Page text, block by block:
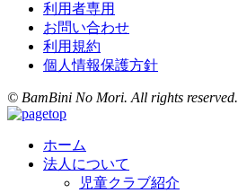
利用者専用
お問い合わせ
利用規約
個人情報保護方針
© BamBini No Mori. All rights reserved.
ホーム
法人について
児童クラブ紹介